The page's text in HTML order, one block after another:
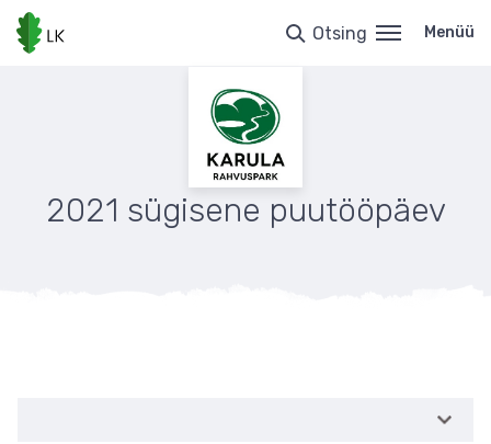
Liigu
edasi
põhisisu
Otsing Menüü
2021 sügisene puutööpäev